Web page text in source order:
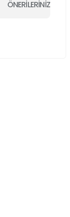
ÖNERİLERİNİZ